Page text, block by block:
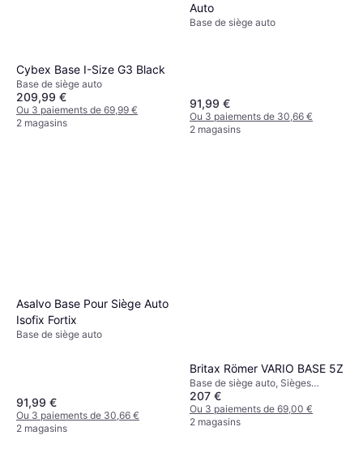
Cybex Base I-Size G3 Black
Base de siège auto
209,99 €
Ou 3 paiements de 69,99 €
2 magasins
Auto
Base de siège auto
91,99 €
Ou 3 paiements de 30,66 €
2 magasins
Asalvo Base Pour Siège Auto
Isofix Fortix
Base de siège auto
91,99 €
Ou 3 paiements de 30,66 €
2 magasins
Britax Römer VARIO BASE 5Z
Base de siège auto, Sièges
orientés vers l'arrière, Rotatif,
ISOFIX
207 €
Ou 3 paiements de 69,00 €
2 magasins